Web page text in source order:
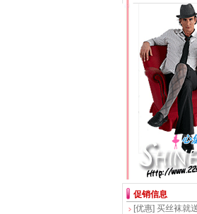
促销信息
[优惠] 买丝袜就